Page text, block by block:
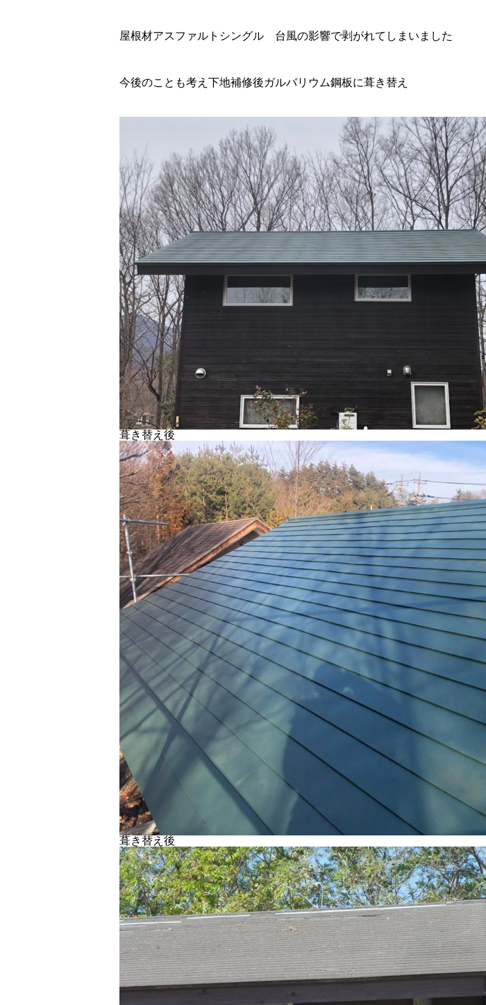
屋根材アスファルトシングル 台風の影響で剥がれてしまいました
今後のことも考え下地補修後ガルバリウム鋼板に葺き替え
葺き替え後
葺き替え後